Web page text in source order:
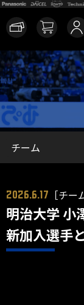
2026.6.17 ［チー
明治大学 小
新加入選手